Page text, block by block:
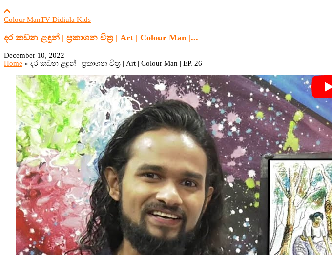
Colour ManTV Didiula Kids
දර කඩන ළඳුන් | ප්‍රකාශන චිත්‍ර | Art | Colour Man |...
December 10, 2022
Home » දර කඩන ළඳුන් | ප්‍රකාශන චිත්‍ර | Art | Colour Man | EP. 26